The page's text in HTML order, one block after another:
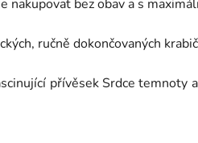
nakupovat bez obav a s
ručně dokončovaných
přívěsek Srdce temnoty